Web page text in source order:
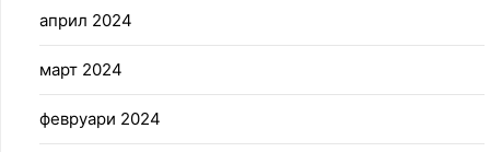
април 2024
март 2024
февруари 2024